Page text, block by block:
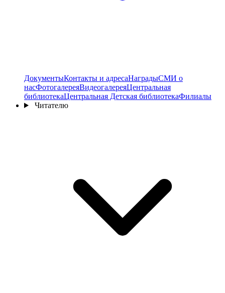
ДокументыКонтакты и адресаНаградыСМИ о
насФотогалереяВидеогалереяЦентральная
библиотекаЦентральная Детская библиотекаФилиалы
Читателю